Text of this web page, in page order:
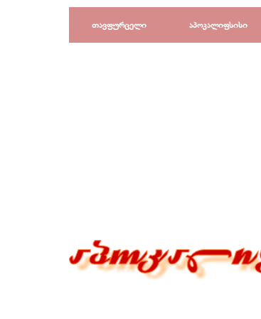
Перейти к контенту
თავფურცელი აპოკალიფსისი